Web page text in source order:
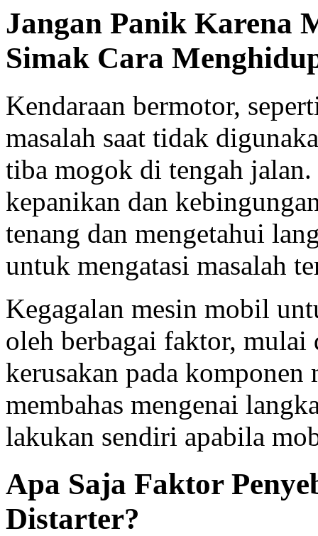
Jangan Panik Karena
Simak Cara
Kendaraan bermotor,
masalah saat tidak
tiba mogok di tengah
kepanikan dan
tenang dan mengetahui
untuk mengatasi masalah
Kegagalan mesin mobil
oleh berbagai faktor, mulai
kerusakan pada
membahas mengenai
lakukan sendiri apabila
Apa Saja Faktor
Distarter?